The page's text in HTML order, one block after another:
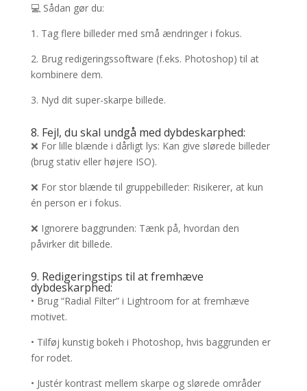
💻 Sådan gør du:
1. Tag flere billeder med små ændringer i fokus.
2. Brug redigeringssoftware (f.eks. Photoshop) til at
kombinere dem.
3. Nyd dit super-skarpe billede.
8. Fejl, du skal undgå med dybdeskarphed:
❌ For lille blænde i dårligt lys: Kan give slørede billeder
(brug stativ eller højere ISO).
❌ For stor blænde til gruppebilleder: Risikerer, at kun
én person er i fokus.
❌ Ignorere baggrunden: Tænk på, hvordan den
påvirker dit billede.
9. Redigeringstips til at fremhæve
dybdeskarphed:
• Brug “Radial Filter” i Lightroom for at fremhæve
motivet.
• Tilføj kunstig bokeh i Photoshop, hvis baggrunden er
for rodet.
• Justér kontrast mellem skarpe og slørede områder